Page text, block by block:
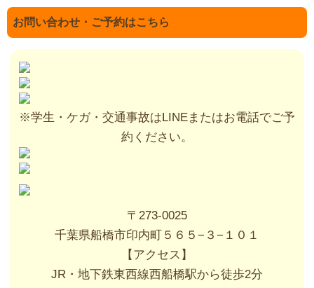
お問い合わせ・ご予約はこちら
※学生・ケガ・交通事故はLINEまたはお電話でご予
約ください。
〒273-0025
千葉県船橋市印内町５６５−３−１０１
【アクセス】
JR・地下鉄東西線西船橋駅から徒歩2分